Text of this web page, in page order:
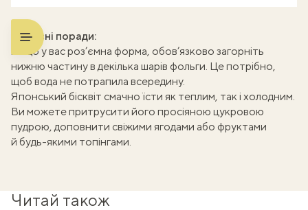
Корисні поради:
Якщо у вас роз’ємна форма, обов’язково загорніть
нижню частину в декілька шарів фольги. Це потрібно,
щоб вода не потрапила всередину.
Японський бісквіт смачно їсти як теплим, так і холодним.
Ви можете притрусити його просіяною цукровою
пудрою, доповнити свіжими ягодами або фруктами
й будь-якими топінгами.
Читай також